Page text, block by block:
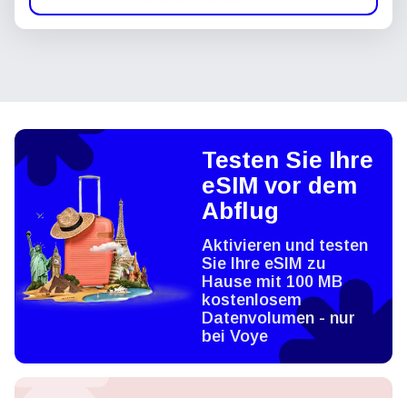
Testen Sie Ihre
eSIM vor dem
Abflug
Aktivieren und testen
Sie Ihre eSIM zu
Hause mit 100 MB
kostenlosem
Datenvolumen - nur
bei Voye